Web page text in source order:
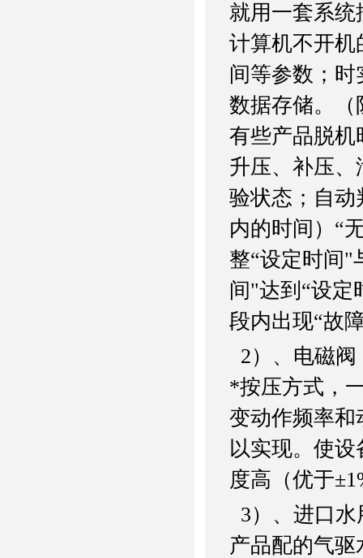
就用一套系统
计算机不开机
间等参数；
数据存储。
有些产品脱机
升压、补压
验状态；自动
内的时间）“
整“设定时间"
间"达到“设定
段内出现“故
2）、电磁
*按压方式，
变动作频率和
以实现。使
度高（优于±
3）、进口
产品配的气